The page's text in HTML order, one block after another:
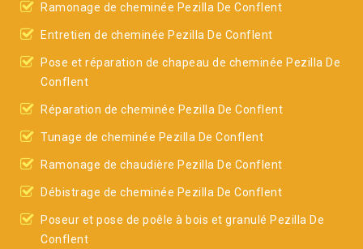
Ramonage de cheminée Pezilla De Conflent
Entretien de cheminée Pezilla De Conflent
Pose et réparation de chapeau de cheminée Pezilla De
Conflent
Réparation de cheminée Pezilla De Conflent
Tunage de cheminée Pezilla De Conflent
Ramonage de chaudière Pezilla De Conflent
Débistrage de cheminée Pezilla De Conflent
Poseur et pose de poêle à bois et granulé Pezilla De
Conflent